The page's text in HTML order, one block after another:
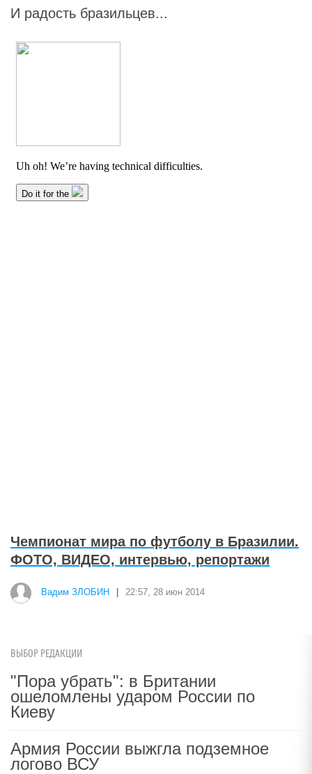
И радость бразильцев...
Чемпионат мира по футболу в Бразилии.
ФОТО, ВИДЕО, интервью, репортажи
Вадим ЗЛОБИН 22:57, 28 июн 2014
ВЫБОР РЕДАКЦИИ
"Пора убрать": в Британии
ошеломлены ударом России по
Киеву
Армия России выжгла подземное
логово ВСУ